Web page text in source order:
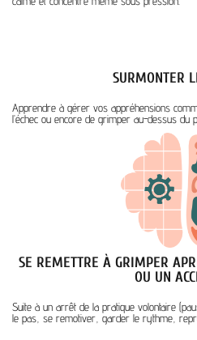
SURMONTER
Apprendre à gérer vos appréhensions
l’échec ou encore de grimper au-dessus du
SE REMETTRE À GRIMPER
OU UN
Suite à un arrêt de la pratique volontaire
le pas, se remotiver, garder le rythme,